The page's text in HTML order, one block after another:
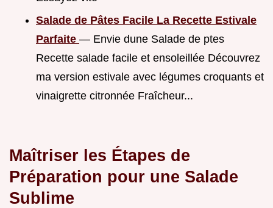
Salade de Pâtes Facile La Recette Estivale
Parfaite — Envie dune Salade de ptes
Recette salade facile et ensoleillée Découvrez
ma version estivale avec légumes croquants et
vinaigrette citronnée Fraîcheur...
Maîtriser les Étapes de
Préparation pour une Salade
Sublime